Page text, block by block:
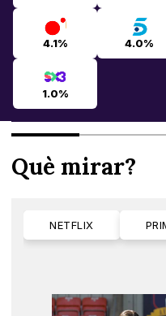
4.1% 4.0%
1.0%
Què mirar?
NETFLIX